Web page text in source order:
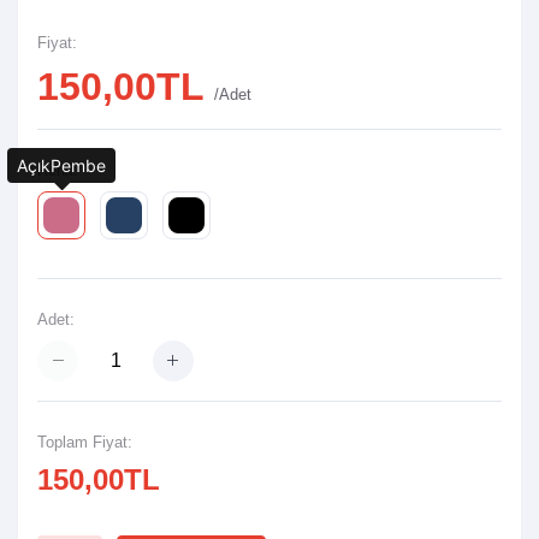
Fiyat:
150,00TL /Adet
Renk:
Adet:
Toplam Fiyat:
150,00TL
AçıkPembe